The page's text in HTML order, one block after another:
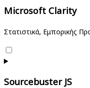
wordpress
Microsoft Clarity
Στατιστικά, Εμπορικής
Consent
to
microsoft-
Sourcebuster JS